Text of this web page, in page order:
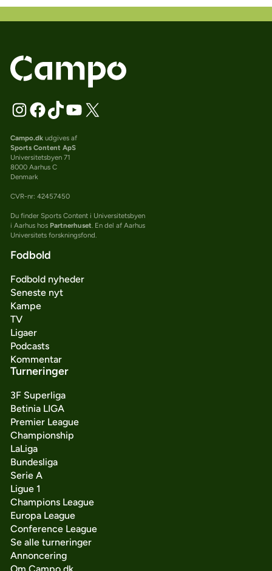
Campo.dkudgives af
Sports Content ApS
Universitetsbyen 71
8000 Aarhus C
Denmark
CVR-nr: 42457450
Du finder Sports Content i Universitetsbyen
i Aarhus hos Partnerhuset. En del af Aarhus
Universitets forskningsfond.
Fodbold
Fodbold nyheder
Seneste nyt
Kampe
TV
Ligaer
Podcasts
Kommentar
Turneringer
3F Superliga
Betinia LIGA
Premier League
Championship
LaLiga
Bundesliga
Serie A
Ligue 1
Champions League
Europa League
Conference League
Se alle turneringer
Annoncering